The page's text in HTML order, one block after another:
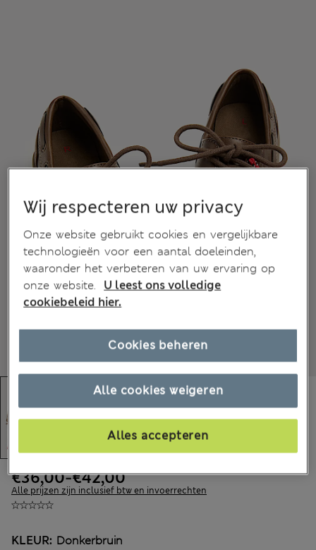
€36,00-€42,00
Alle prijzen zijn inclusief btw en invoerrechten
KLEUR: Donkerbruin
Wij respecteren uw privacy
Onze website gebruikt cookies en vergelijkbare
technologieën voor een aantal doeleinden,
waaronder het verbeteren van uw ervaring op
onze website.
U leest ons volledige
cookiebeleid hier.
Alle cookies weigeren
Alles accepteren
Cookies beheren